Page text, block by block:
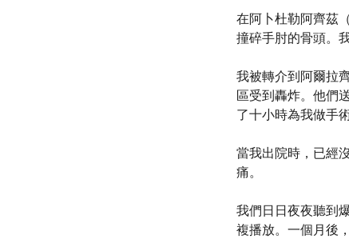
在阿卜杜勒阿齊茲
撞碎手肘的骨頭。
我被轉介到阿爾拉
區受到轟炸。他們
了十小時為我做手
當我出院時，已經
痛。
我們日日夜夜聽到
複播放。一個月後